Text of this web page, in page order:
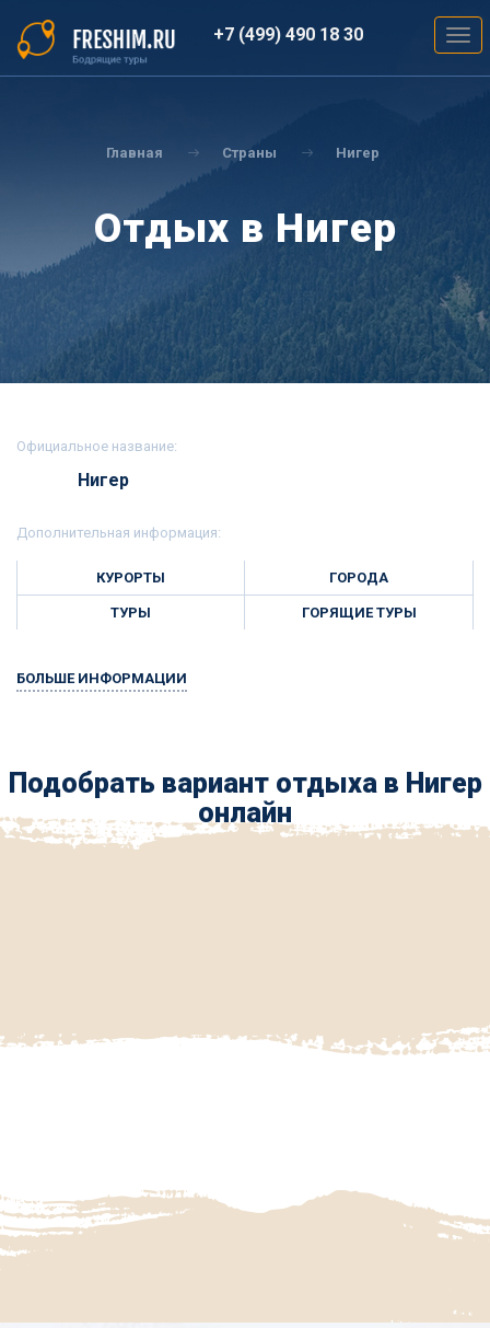
основному
содержанию
+7 (499) 490 18 30
Главная Страны Нигер
Отдых в Нигер
Официальное название:
Нигер
Дополнительная информация:
КУРОРТЫ ГОРОДА
ТУРЫ ГОРЯЩИЕ ТУРЫ
БОЛЬШЕ ИНФОРМАЦИИ
Подобрать вариант отдыха в Нигер
онлайн